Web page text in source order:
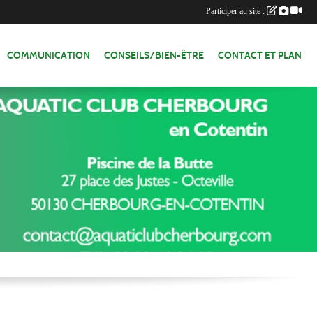
COMMUNICATION CONSEILS/BIEN-ÊTRE CONTACT ET PLAN
Participer au site :